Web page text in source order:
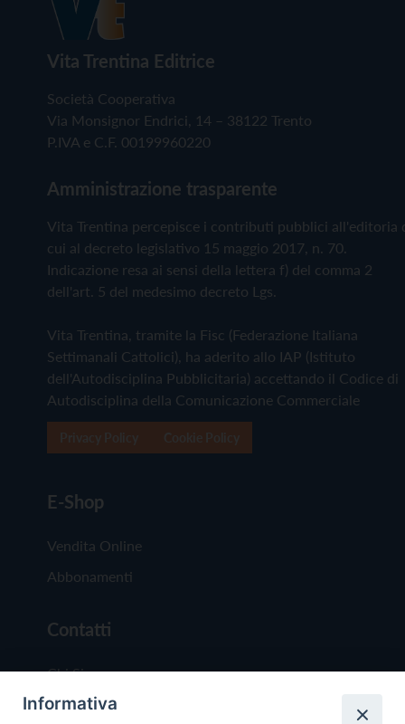
Vita Trentina Editrice
Società Cooperativa
Via Monsignor Endrici, 14 – 38122 Trento
P.IVA e C.F. 00199960220
Amministrazione trasparente
Vita Trentina percepisce i contributi pubblici all'editoria
cui al decreto legislativo 15 maggio 2017, n. 70.
Indicazione resa ai sensi della lettera f) del comma 2
dell'art. 5 del medesimo decreto Lgs.
Vita Trentina, tramite la Fisc (Federazione Italiana
Settimanali Cattolici), ha aderito allo IAP (Istituto
dell'Autodisciplina Pubblicitaria) accettando il Codice di
Autodisciplina della Comunicazione Commerciale
E-Shop
Vendita Online
Abbonamenti
Contatti
Chi Siamo
Redazione
Informativa